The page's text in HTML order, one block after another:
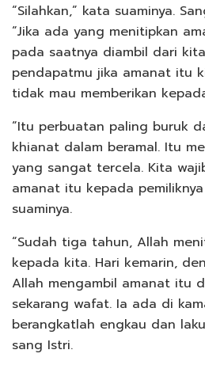
“Silahkan,” kata suaminya.
“Jika ada yang menitipkan
pada saatnya diambil dari
pendapatmu jika amanat itu
tidak mau memberikan
“Itu perbuatan paling buruk
khianat dalam beramal. Itu
yang sangat tercela. Kita
amanat itu kepada
suaminya.
“Sudah tiga tahun, Allah
kepada kita. Hari kemarin,
Allah mengambil amanat itu
sekarang wafat. Ia ada di
berangkatlah engkau dan
sang Istri.